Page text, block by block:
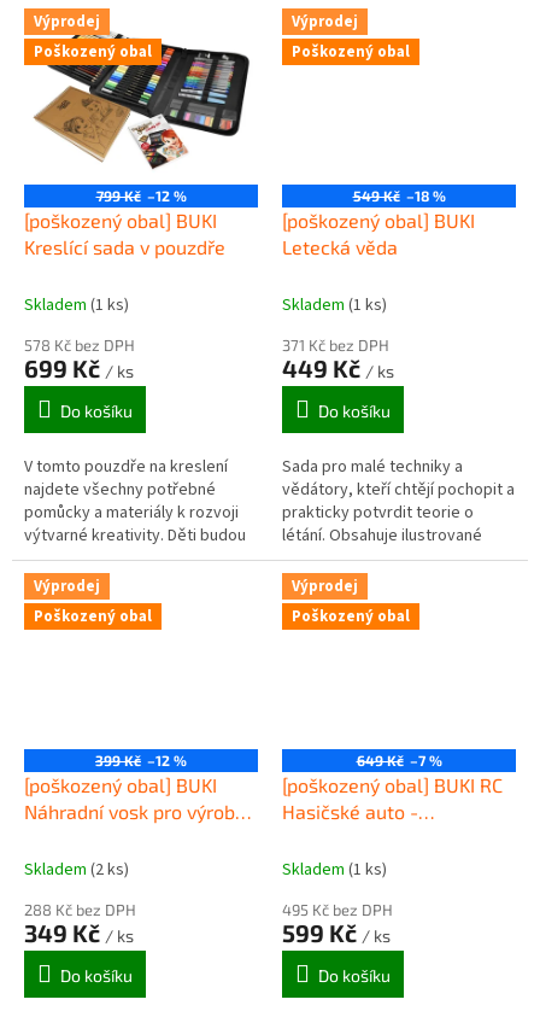
poškození není viditelné. Na
funke hlavolamu to nemá...
stanici s oddělitelnou...
Výprodej
Poškozený obal
799 Kč –12 %
[poškozený obal] BUKI
Kreslící sada v pouzdře
Skladem (1 ks)
578 Kč bez DPH
699 Kč / ks
Do košíku
V tomto pouzdře na kreslení
najdete všechny potřebné
pomůcky a materiály k rozvoji
výtvarné kreativity. Děti budou
moci kreslit a akvarelovat svá
díla do přiloženého sešitu....
Výprodej
Poškozený obal
549 Kč –18 %
[poškozený obal] BUKI
Letecká věda
Skladem (1 ks)
371 Kč bez DPH
449 Kč / ks
Do košíku
Sada pro malé techniky a
vědátory, kteří chtějí pochopit a
prakticky potvrdit teorie o
létání. Obsahuje ilustrované
instrukce s vědeckými
aktivitami zaměřenými na let a...
Výprodej
Poškozený obal
399 Kč –12 %
[poškozený obal] BUKI
Náhradní vosk pro výrobu
Skladem (2 ks)
288 Kč bez DPH
349 Kč / ks
Do košíku
Výprodej
Poškozený obal
649 Kč –7 %
[poškozený obal] BUKI RC
Hasičské auto -
Skladem (1 ks)
495 Kč bez DPH
599 Kč / ks
Do košíku